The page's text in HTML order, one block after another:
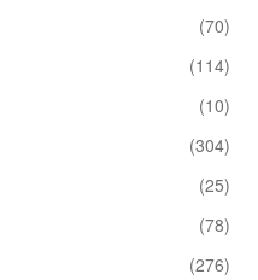
(70)
(114)
(10)
(304)
(25)
(78)
(276)